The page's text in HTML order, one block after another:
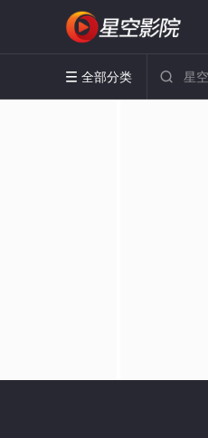
 全部分类 